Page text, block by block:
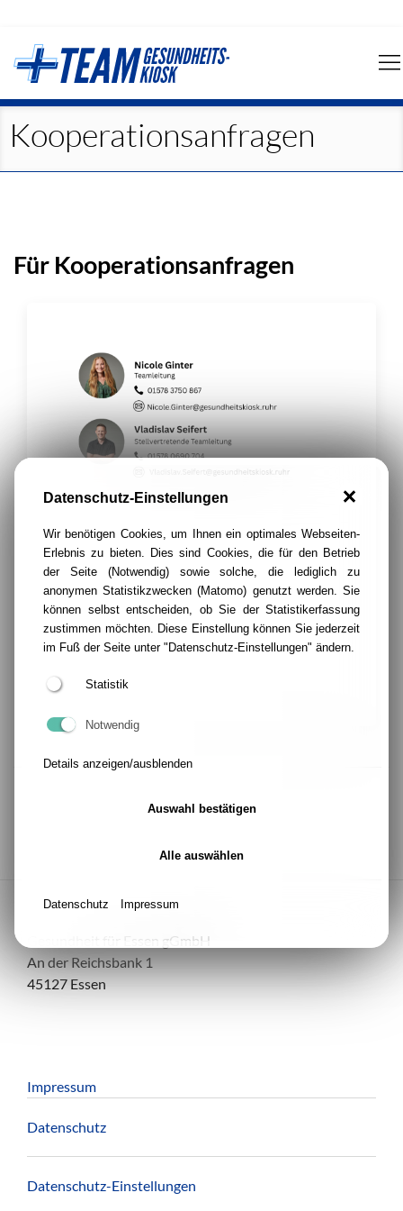
Kooperationsanfragen
Für Kooperationsanfragen
Gesundheit für Essen gGmbH
An der Reichsbank 1
45127 Essen
Impressum
Datenschutz
Datenschutz-Einstellungen
Datenschutz-Einstellungen
Wir benötigen Cookies, um Ihnen ein optimales Webseiten-
Erlebnis zu bieten. Dies sind Cookies, die für den Betrieb
der Seite (Notwendig) sowie solche, die lediglich zu
anonymen Statistikzwecken (Matomo) genutzt werden. Sie
können selbst entscheiden, ob Sie der Statistikerfassung
zustimmen möchten. Diese Einstellung können Sie jederzeit
im Fuß der Seite unter "Datenschutz-Einstellungen" ändern.
Statistik
Notwendig
Details anzeigen/ausblenden
Auswahl bestätigen
Alle auswählen
Datenschutz Impressum